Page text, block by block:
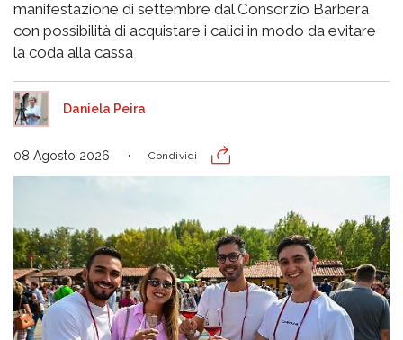
manifestazione di settembre dal Consorzio Barbera
con possibilità di acquistare i calici in modo da evitare
la coda alla cassa
Daniela Peira
08 Agosto 2026 Condividi